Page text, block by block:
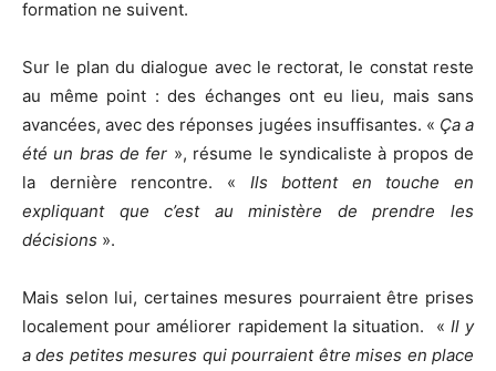
formation ne suivent.
Sur le plan du dialogue avec le rectorat, le constat reste
au même point : des échanges ont eu lieu, mais sans
avancées, avec des réponses jugées insuffisantes. « Ça a
été un bras de fer », résume le syndicaliste à propos de
la dernière rencontre. « Ils bottent en touche en
expliquant que c’est au ministère de prendre les
décisions ».
Mais selon lui, certaines mesures pourraient être prises
localement pour améliorer rapidement la situation. « Il y
a des petites mesures qui pourraient être mises en place